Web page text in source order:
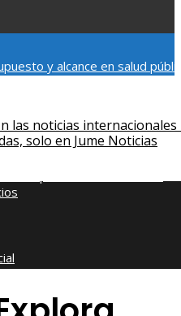
y alcance en salud
y social de la estacionalidad
Cómo la RSE impulsa el
en comunidades chilenas
las noticias internacionales
solo en Jume Noticias